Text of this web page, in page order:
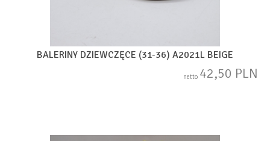
BALERINY DZIEWCZĘCE (31-36) A2021L BEIGE
netto 42,50 PLN